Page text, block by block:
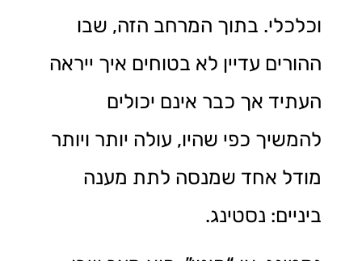
וכלכלי. בתוך המרחב הזה, שבו
ההורים עדיין לא בטוחים איך ייראה
העתיד אך כבר אינם יכולים
להמשיך כפי שהיו, עולה יותר ויותר
מודל אחד שמנסה לתת מענה
ביניים: נסטינג.